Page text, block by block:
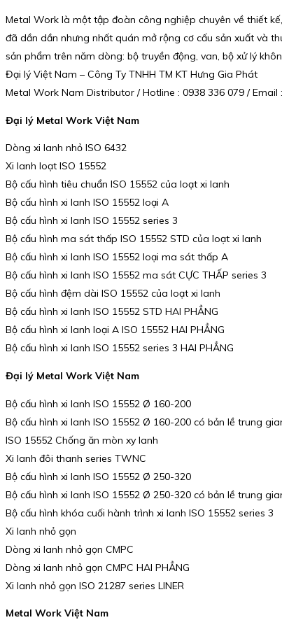
Metal Work là một tập đoàn công nghiệp chuyên về thiết
đã dần dần nhưng nhất quán mở rộng cơ cấu sản xuất và
sản phẩm trên năm dòng: bộ truyền động, van, bộ xử lý
Đại lý Việt Nam – Công Ty TNHH TM KT Hưng Gia Phát
Metal Work Nam Distributor / Hotline : 0938 336 079 /
Đại lý Metal Work Việt Nam
Dòng xi lanh nhỏ ISO 6432
Xi lanh loạt ISO 15552
Bộ cấu hình tiêu chuẩn ISO 15552 của loạt xi lanh
Bộ cấu hình xi lanh ISO 15552 loại A
Bộ cấu hình xi lanh ISO 15552 series 3
Bộ cấu hình ma sát thấp ISO 15552 STD của loạt xi lanh
Bộ cấu hình xi lanh ISO 15552 loại ma sát thấp A
Bộ cấu hình xi lanh ISO 15552 ma sát CỰC THẤP series 3
Bộ cấu hình đệm dài ISO 15552 của loạt xi lanh
Bộ cấu hình xi lanh ISO 15552 STD HAI PHẲNG
Bộ cấu hình xi lanh loại A ISO 15552 HAI PHẲNG
Bộ cấu hình xi lanh ISO 15552 series 3 HAI PHẲNG
Đại lý Metal Work Việt Nam
Bộ cấu hình xi lanh ISO 15552 Ø 160-200
Bộ cấu hình xi lanh ISO 15552 Ø 160-200 có bản lề trung
ISO 15552 Chống ăn mòn xy lanh
Xi lanh đôi thanh series TWNC
Bộ cấu hình xi lanh ISO 15552 Ø 250-320
Bộ cấu hình xi lanh ISO 15552 Ø 250-320 có bản lề trung
Bộ cấu hình khóa cuối hành trình xi lanh ISO 15552 series 3
Xi lanh nhỏ gọn
Dòng xi lanh nhỏ gọn CMPC
Dòng xi lanh nhỏ gọn CMPC HAI PHẲNG
Xi lanh nhỏ gọn ISO 21287 series LINER
Metal Work Việt Nam